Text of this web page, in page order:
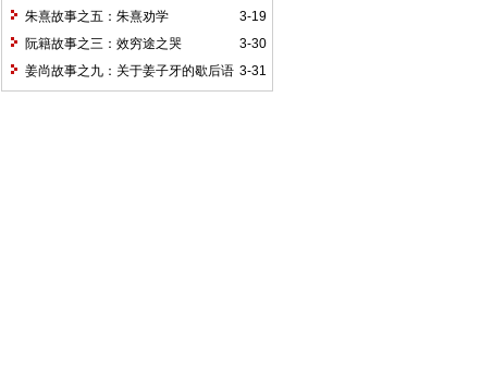
3-19
朱熹故事之五：朱熹劝学
3-30
阮籍故事之三：效穷途之哭
3-31
姜尚故事之九：关于姜子牙的歇后语